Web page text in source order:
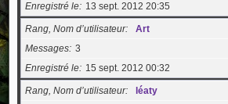
Enregistré le
13 sept. 2012 20:35
Rang, Nom d’utilisateur
Art
Messages 3
Enregistré le
15 sept. 2012 00:32
Rang, Nom d’utilisateur
léaty